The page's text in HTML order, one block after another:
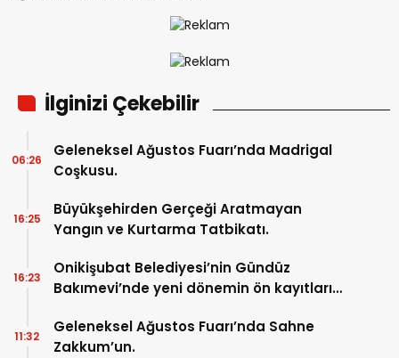
İlginizi Çekebilir
Geleneksel Ağustos Fuarı’nda Madrigal
Coşkusu.
06:26
Büyükşehirden Gerçeği Aratmayan
Yangın ve Kurtarma Tatbikatı.
16:25
Onikişubat Belediyesi’nin Gündüz
Bakımevi’nde yeni dönemin ön kayıtları
16:23
Geleneksel Ağustos Fuarı’nda Sahne
Zakkum’un.
11:32